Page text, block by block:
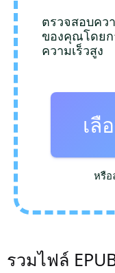
ตรวจสอบคว
ของคุณโดยก
ความเร็วสูง
เลื
หรือ
รวมไฟล์